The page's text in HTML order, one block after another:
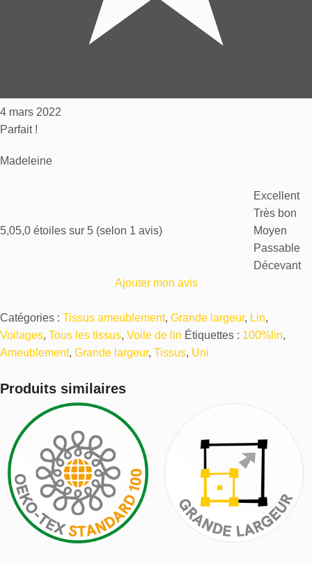
4 mars 2022
Parfait !
Madeleine
5,05,0 étoiles sur 5 (selon 1 avis)
Excellent
Très bon
Moyen
Passable
Décevant
Ajouter mon avis
Catégories : Tissus ameublement, Grande largeur, Lin,
Voilages, Tous les tissus, Voile de lin Étiquettes : 100%lin,
Ameublement, Grande largeur, Tissus, Uni
Produits similaires